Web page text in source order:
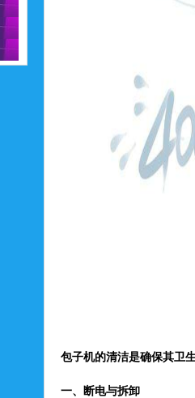
包子机的清洁是确保其卫
一、断电与拆卸